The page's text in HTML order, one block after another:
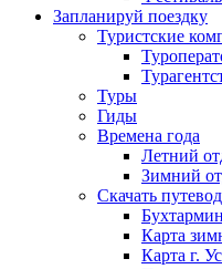
Запланируй поездку
Туристские
Туры
Гиды
Времена года
Летний
Зимний
Скачать
Карта
Карта г.